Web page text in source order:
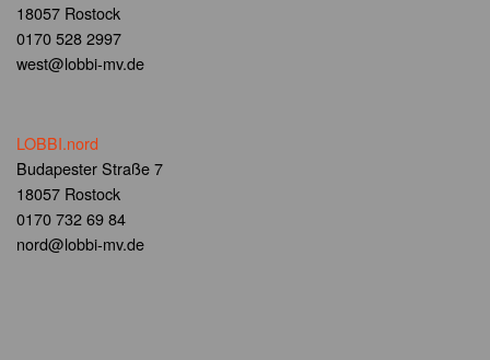
18057 Rostock
0170 528 2997
west@lobbi-mv.de
LOBBI.nord
Budapester Straße 7
18057 Rostock
0170 732 69 84
nord@lobbi-mv.de